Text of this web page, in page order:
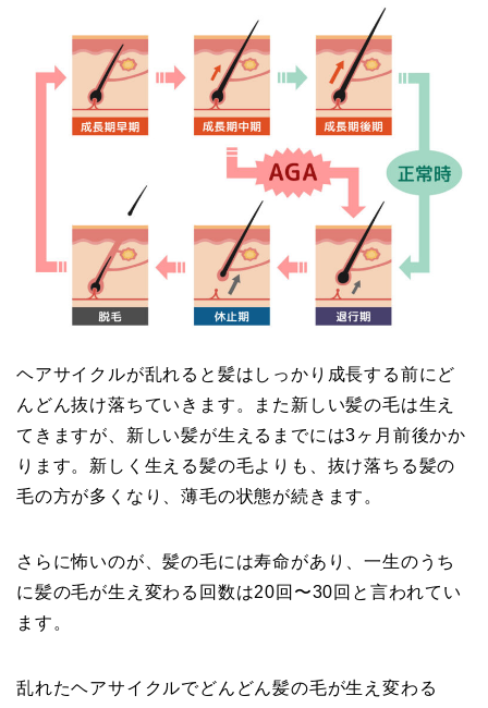
ヘアサイクルが乱れると髪はしっかり成長する前にど
んどん抜け落ちていきます。また新しい髪の毛は生え
てきますが、新しい髪が生えるまでには3ヶ月前後かか
ります。新しく生える髪の毛よりも、抜け落ちる髪の
毛の方が多くなり、薄毛の状態が続きます。
さらに怖いのが、髪の毛には寿命があり、一生のうち
に髪の毛が生え変わる回数は20回〜30回と言われてい
ます。
乱れたヘアサイクルでどんどん髪の毛が生え変わる